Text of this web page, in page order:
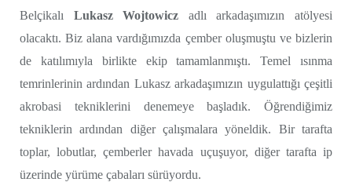
Belçikalı Lukasz Wojtowicz adlı arkadaşımızın atölyesi
olacaktı. Biz alana vardığımızda çember oluşmuştu ve bizlerin
de katılımıyla birlikte ekip tamamlanmıştı. Temel ısınma
temrinlerinin ardından Lukasz arkadaşımızın uygulattığı çeşitli
akrobasi tekniklerini denemeye başladık. Öğrendiğimiz
tekniklerin ardından diğer çalışmalara yöneldik. Bir tarafta
toplar, lobutlar, çemberler havada uçuşuyor, diğer tarafta ip
üzerinde yürüme çabaları sürüyordu.